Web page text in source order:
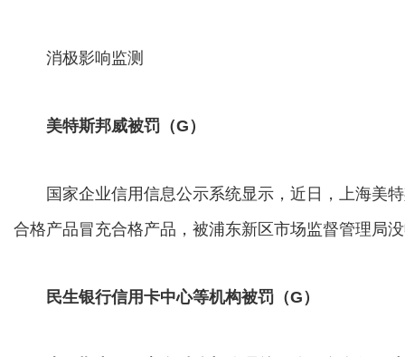
消极影响监测
美特斯邦威被罚（G）
国家企业信用信息公示系统显示，近日，上海美特
合格产品冒充合格产品，被浦东新区市场监督管理局
民生银行信用卡中心等机构被罚（G）